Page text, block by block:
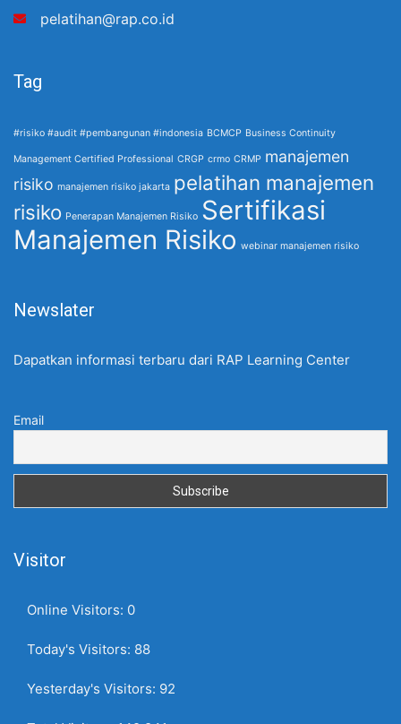
pelatihan@rap.co.id
Tag
#risiko #audit #pembangunan #indonesia BCMCP Business Continuity
Management Certified Professional CRGP crmo CRMP manajemen
risiko manajemen risiko jakarta pelatihan manajemen
risiko Penerapan Manajemen Risiko Sertifikasi
Manajemen Risiko webinar manajemen risiko
Newslater
Dapatkan informasi terbaru dari RAP Learning Center
Email
Visitor
Online Visitors: 0
Today's Visitors: 88
Yesterday's Visitors: 92